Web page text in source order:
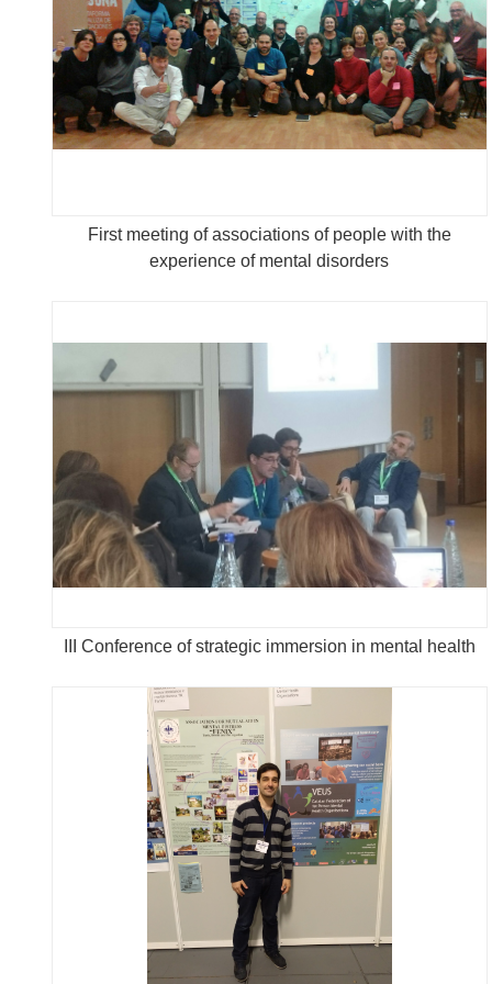
First meeting of associations of people with the
experience of mental disorders
III Conference of strategic immersion in mental health